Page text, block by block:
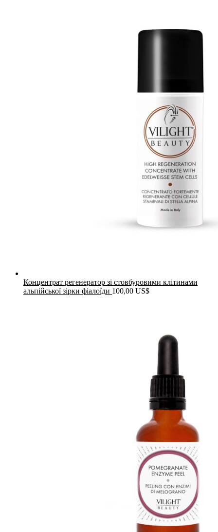
Концентрат регенератор зі стовбуровими клітинами
альпійської зірки фіалоїди 100,00 US$